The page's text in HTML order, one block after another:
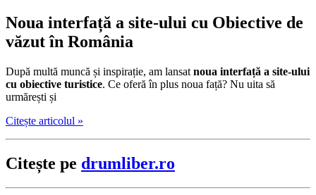
Noua interfață a site-ului cu Obiective de
văzut în România
După multă muncă și inspirație, am lansat noua interfață a site-ului
cu obiective turistice. Ce oferă în plus noua față? Nu uita să
urmărești și
Citește articolul »
Citește pe drumliber.ro